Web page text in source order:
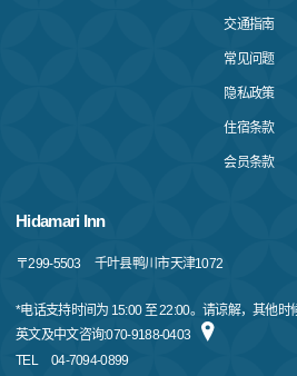
交通指南
常见问题
隐私政策
住宿条款
会员条款
Hidamari Inn
〒299-5503 千叶县鸭川市天津1072
*电话支持时间为 15:00 至 22:00。请谅解，其他时
英文及中文咨询:070-9188-0403
TEL
04-7094-0899